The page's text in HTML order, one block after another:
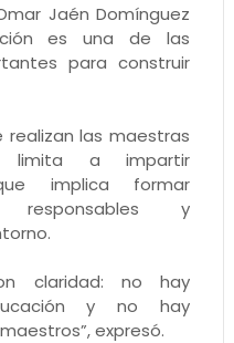
Jaén Domínguez
es una de las
para construir
las maestras
a impartir
implica formar
responsables y
claridad: no hay
y no hay
expresó.